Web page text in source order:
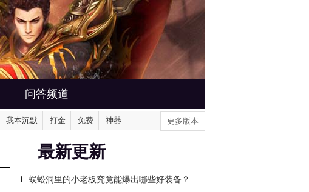
问答频道
我本沉默 打金 免费 神器 更多版本
最新更新
1. 蜈蚣洞里的小老板究竟能爆出哪些好装备？